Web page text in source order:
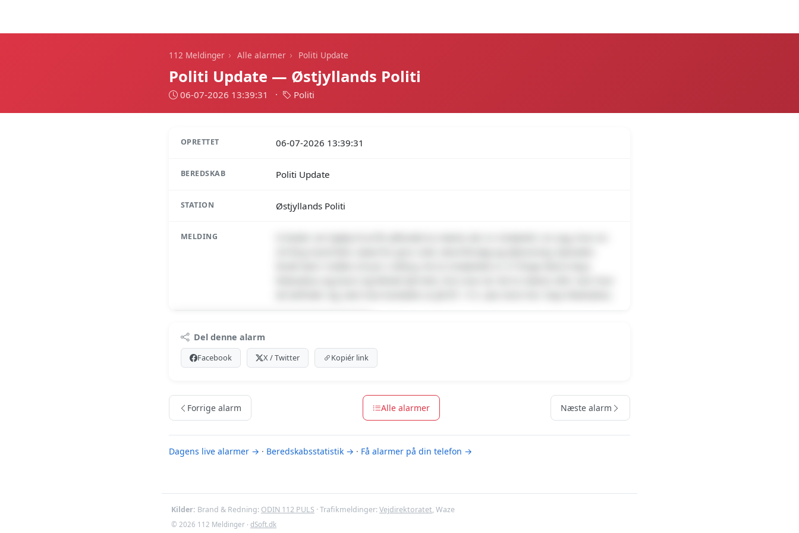
112 Meldinger › Alle alarmer › Politi Update
Politi Update — Østjyllands Politi
06-07-2026 13:39:31 · Politi
OPRETTET 06-07-2026 13:39:31
BEREDSKAB Politi Update
STATION Østjyllands Politi
MELDING
Premium indhold
Log ind med Premium for at se meldingen.
Se Premium-muligheder
Del denne alarm
Facebook X / Twitter Kopiér link
Forrige alarm Alle alarmer Næste alarm
Dagens live alarmer → · Beredskabsstatistik → · Få alarmer på din telefon →
Kilder: Brand & Redning: ODIN 112 PULS · Trafikmeldinger:Vejdirektoratet, Waze
© 2026 112 Meldinger · dSoft.dk